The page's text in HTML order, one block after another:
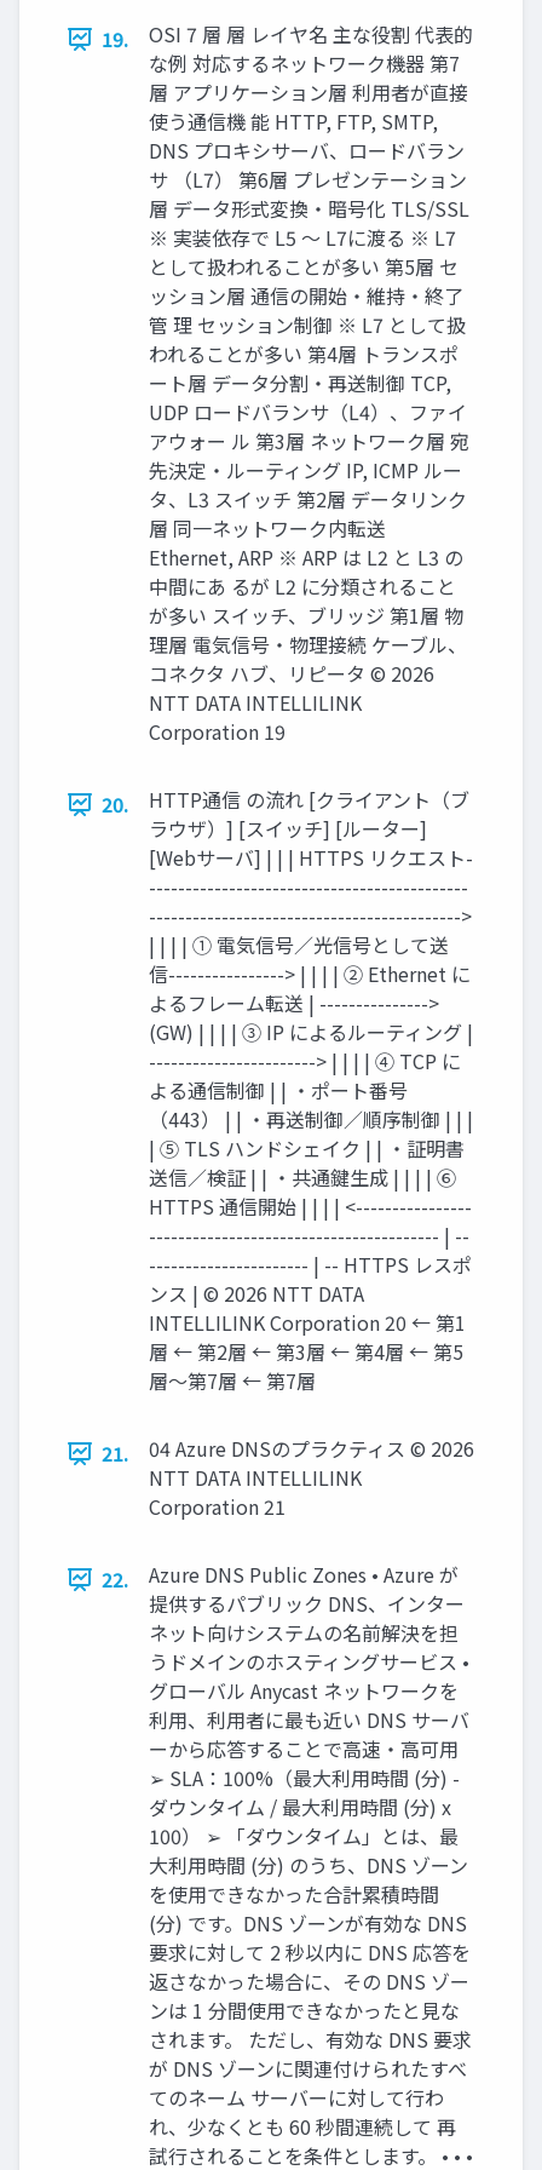
19.
OSI 7 層 層 レイヤ名 主な役割 代表的
な例 対応するネットワーク機器 第7
層 アプリケーション層 利用者が直接
使う通信機 能 HTTP, FTP, SMTP,
DNS プロキシサーバ、ロードバラン
サ （L7） 第6層 プレゼンテーション
層 データ形式変換・暗号化 TLS/SSL
※ 実装依存で L5 〜 L7に渡る ※ L7
として扱われることが多い 第5層 セ
ッション層 通信の開始・維持・終了
管 理 セッション制御 ※ L7 として扱
われることが多い 第4層 トランスポ
ート層 データ分割・再送制御 TCP,
UDP ロードバランサ（L4）、ファイ
アウォー ル 第3層 ネットワーク層 宛
先決定・ルーティング IP, ICMP ルー
タ、L3 スイッチ 第2層 データリンク
層 同一ネットワーク内転送
Ethernet, ARP ※ ARP は L2 と L3 の
中間にあ るが L2 に分類されること
が多い スイッチ、ブリッジ 第1層 物
理層 電気信号・物理接続 ケーブル、
コネクタ ハブ、リピータ © 2026
NTT DATA INTELLILINK
Corporation 19
20.
HTTP通信 の流れ [クライアント（ブ
ラウザ）] [スイッチ] [ルーター]
[Webサーバ] | | | HTTPS リクエスト-
--------------------------------------------
------------------------------------------->
| | | | ① 電気信号／光信号として送
信----------------> | | | | ② Ethernet に
よるフレーム転送 | --------------->
(GW) | | | | ③ IP によるルーティング |
-----------------------> | | | | ④ TCP に
よる通信制御 | | ・ポート番号
（443） | | ・再送制御／順序制御 | | |
| ⑤ TLS ハンドシェイク | | ・証明書
送信／検証 | | ・共通鍵生成 | | | | ⑥
HTTPS 通信開始 | | | | <----------------
---------------------------------------- | --
---------------------- | -- HTTPS レスポ
ンス | © 2026 NTT DATA
INTELLILINK Corporation 20 ← 第1
層 ← 第2層 ← 第3層 ← 第4層 ← 第5
層〜第7層 ← 第7層
21.
04 Azure DNSのプラクティス © 2026
NTT DATA INTELLILINK
Corporation 21
22.
Azure DNS Public Zones • Azure が
提供するパブリック DNS、インター
ネット向けシステムの名前解決を担
うドメインのホスティングサービス •
グローバル Anycast ネットワークを
利用、利用者に最も近い DNS サーバ
ーから応答することで高速・高可用
➢ SLA：100%（最大利用時間 (分) -
ダウンタイム / 最大利用時間 (分) x
100） ➢ 「ダウンタイム」とは、最
大利用時間 (分) のうち、DNS ゾーン
を使用できなかった合計累積時間
(分) です。DNS ゾーンが有効な DNS
要求に対して 2 秒以内に DNS 応答を
返さなかった場合に、その DNS ゾー
ンは 1 分間使用できなかったと見な
されます。 ただし、有効な DNS 要求
が DNS ゾーンに関連付けられたすべ
てのネーム サーバーに対して行わ
れ、少なくとも 60 秒間連続して 再
試行されることを条件とします。 • • •